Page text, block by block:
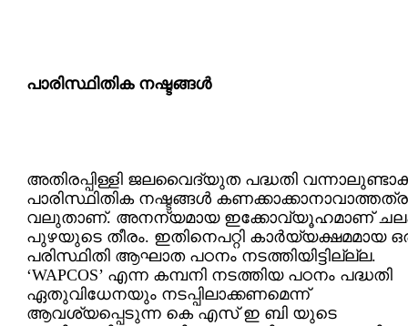
പാരിസ്ഥിതിക നഷ്ടങ്ങള്‍
അതിരപ്പിള്ളി ജലവൈദ്യുത പദ്ധതി
പാരിസ്ഥിതിക നഷ്ടങ്ങള്‍ കണക്കാക്കാനാവാത്തത്ര
വലുതാ‍ണ്. അനന്യമായ ഇക്കോവ്യൂഹമാണ്
പുഴയുടെ തീരം. ഇതിനെപറ്റി കാര്‍യ്യക്ഷമമായ
പരിസ്ഥിതി ആഘാത പഠനം നടത്തിയിട്ടില്ല്ല.
‘WAPCOS’ എന്ന കമ്പനി നടത്തിയ പഠനം പദ്ധതി
ഏതുവിധേനയും നടപ്പിലാക്കണമെന്ന്
ആവശ്യപ്പെടുന്ന കെ എസ് ഇ ബി യുടെ